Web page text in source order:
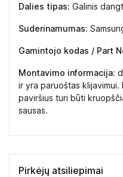
Dalies tipas: Galinis
Suderinamumas:
Gamintojo kodas / Part
Montavimo informacija:
ir yra paruoštas
paviršius turi būti
sausas.
Pirkėjų atsiliepimai